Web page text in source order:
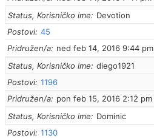
Status, Korisničko ime
Devotion
Postovi 45
Pridružen/a
ned feb 14, 2016 9:44 pm
Status, Korisničko ime
diego1921
Postovi 1196
Pridružen/a
pon feb 15, 2016 2:12 pm
Status, Korisničko ime
Dominic
Postovi 1130